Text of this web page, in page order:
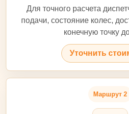
Для точного расчета
подачи, состояние колес,
конечную точку
Уточнить
Маршрут 2